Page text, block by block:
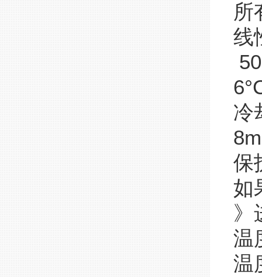
所
线
冷
保
如
》
温
温